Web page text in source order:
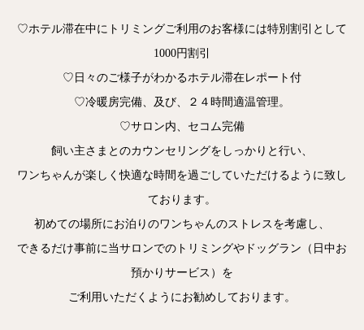
♡ホテル滞在中にトリミングご利用のお客様には特別割引として
1000円割引
♡日々のご様子がわかるホテル滞在レポート付
♡冷暖房完備、及び、２４時間適温管理。
♡サロン内、セコム完備
飼い主さまとのカウンセリングをしっかりと行い、
ワンちゃんが楽しく快適な時間を過ごしていただけるように致し
ております。
初めての場所にお泊りのワンちゃんのストレスを考慮し、
できるだけ事前に当サロンでのトリミングやドッグラン（日中お
預かりサービス）を
ご利用いただくようにお勧めしております。